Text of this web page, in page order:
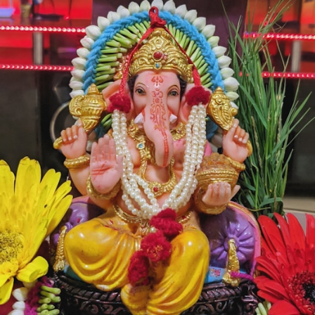
चंद्र ग्रहण के दौरान गर्भवती महिलाएं
हनुमान चालीसा, विष्णु सहस्त्रनाम,